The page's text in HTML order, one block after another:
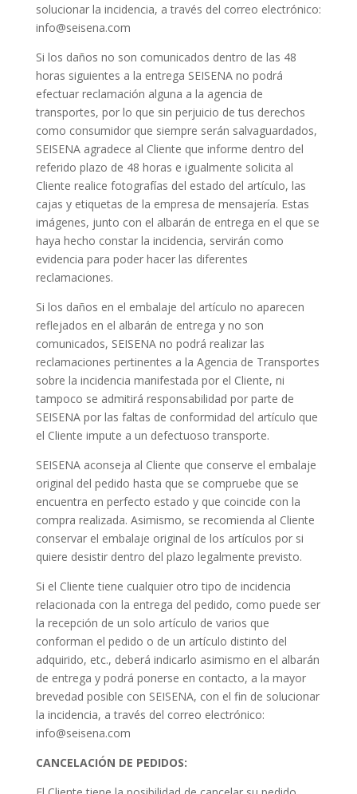
solucionar la incidencia, a través del correo electrónico:
info@seisena.com
Si los daños no son comunicados dentro de las 48
horas siguientes a la entrega SEISENA no podrá
efectuar reclamación alguna a la agencia de
transportes, por lo que sin perjuicio de tus derechos
como consumidor que siempre serán salvaguardados,
SEISENA agradece al Cliente que informe dentro del
referido plazo de 48 horas e igualmente solicita al
Cliente realice fotografías del estado del artículo, las
cajas y etiquetas de la empresa de mensajería. Estas
imágenes, junto con el albarán de entrega en el que se
haya hecho constar la incidencia, servirán como
evidencia para poder hacer las diferentes
reclamaciones.
Si los daños en el embalaje del artículo no aparecen
reflejados en el albarán de entrega y no son
comunicados, SEISENA no podrá realizar las
reclamaciones pertinentes a la Agencia de Transportes
sobre la incidencia manifestada por el Cliente, ni
tampoco se admitirá responsabilidad por parte de
SEISENA por las faltas de conformidad del artículo que
el Cliente impute a un defectuoso transporte.
SEISENA aconseja al Cliente que conserve el embalaje
original del pedido hasta que se compruebe que se
encuentra en perfecto estado y que coincide con la
compra realizada. Asimismo, se recomienda al Cliente
conservar el embalaje original de los artículos por si
quiere desistir dentro del plazo legalmente previsto.
Si el Cliente tiene cualquier otro tipo de incidencia
relacionada con la entrega del pedido, como puede ser
la recepción de un solo artículo de varios que
conforman el pedido o de un artículo distinto del
adquirido, etc., deberá indicarlo asimismo en el albarán
de entrega y podrá ponerse en contacto, a la mayor
brevedad posible con SEISENA, con el fin de solucionar
la incidencia, a través del correo electrónico:
info@seisena.com
CANCELACIÓN DE PEDIDOS: